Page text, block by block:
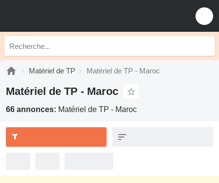
Matériel de TP Matériel de TP - Maroc
Matériel de TP - Maroc
66 annonces: Matériel de TP - Maroc